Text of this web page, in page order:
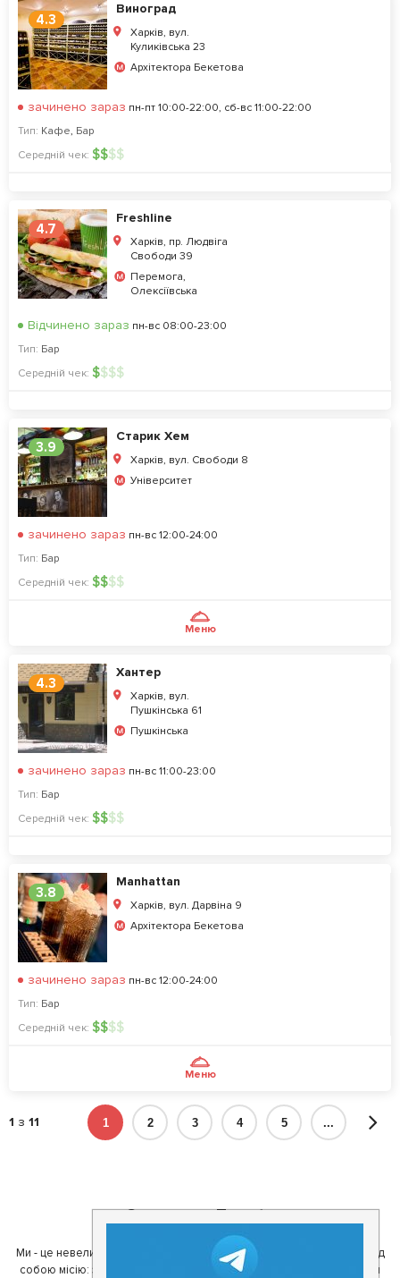
4.3
Виноград
Харків, вул.
Куликівська 23
Архітектора Бекетова
зачинено зараз пн-пт 10:00-22:00, сб-вс 11:00-22:00
Тип: Кафе, Бар
Середній чек: $$$$
4.7
Freshline
Харків, пр. Людвіга
Свободи 39
Перемога,
Олексіївська
Відчинено зараз пн-вс 08:00-23:00
Тип: Бар
Середній чек: $$$$
3.9
Старик Хем
Харків, вул. Свободи 8
Університет
зачинено зараз пн-вс 12:00-24:00
Тип: Бар
Середній чек: $$$$
Меню
4.3
Хантер
Харків, вул.
Пушкінська 61
Пушкінська
зачинено зараз пн-вс 11:00-23:00
Тип: Бар
Середній чек: $$$$
3.8
Manhаttаn
Харків, вул. Дарвіна 9
Архітектора Бекетова
зачинено зараз пн-вс 12:00-24:00
Тип: Бар
Середній чек: $$$$
Меню
1 з 11 1 2 3 4 5 ...
О команде Tomato
Ми - це невелика команда ентузіастів з України. Ми поставили перед
собою місію: зробити так, щоб де б в Україні ви не знаходилися, ви